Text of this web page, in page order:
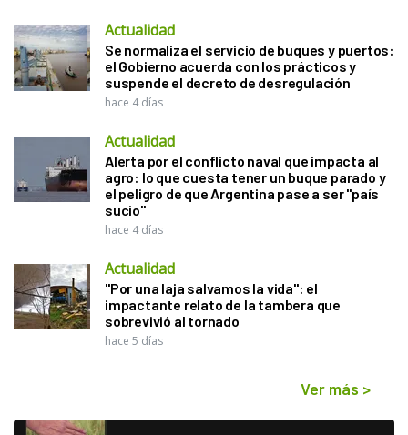
Actualidad
Se normaliza el servicio de buques y puertos:
el Gobierno acuerda con los prácticos y
suspende el decreto de desregulación
hace 4 días
Actualidad
Alerta por el conflicto naval que impacta al
agro: lo que cuesta tener un buque parado y
el peligro de que Argentina pase a ser "país
sucio"
hace 4 días
Actualidad
"Por una laja salvamos la vida": el
impactante relato de la tambera que
sobrevivió al tornado
hace 5 días
Ver más >